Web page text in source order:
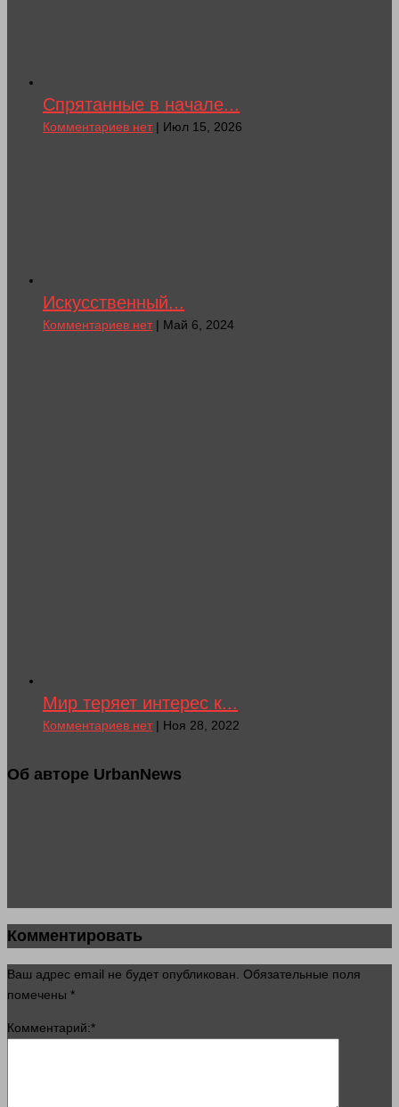
Спрятанные в начале...
Комментариев нет| Июл 15, 2026
Искусственный...
Комментариев нет| Май 6, 2024
Мир теряет интерес к...
Комментариев нет| Ноя 28, 2022
Об авторе UrbanNews
Комментировать
Ваш адрес email не будет опубликован. Обязательные поля
помечены *
Комментарий:*